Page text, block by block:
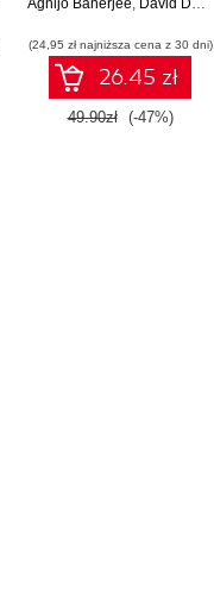
Agnijo Banerjee, David Darling
(24,95 zł najniższa cena z 30 dni)
26.45 zł
49.90zł (-47%)